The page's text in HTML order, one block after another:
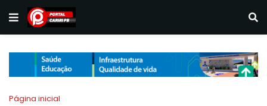
Página inicial